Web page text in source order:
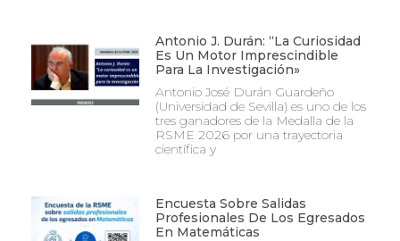
Antonio J. Durán: “La Curiosidad
Es Un Motor Imprescindible
Para La Investigación»
Antonio José Durán Guardeño
(Universidad de Sevilla) es uno de los
tres ganadores de la Medalla de la
RSME 2026 por una trayectoria
científica y
Encuesta Sobre Salidas
Profesionales De Los Egresados
En Matemáticas